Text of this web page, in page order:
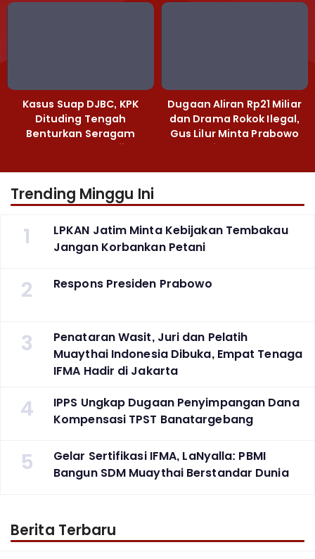
Kasus Suap DJBC, KPK
Dituding Tengah
Benturkan Seragam
Cokelat dengan Hijau
Dugaan Aliran Rp21 Miliar
dan Drama Rokok Ilegal,
Gus Lilur Minta Prabowo
Bertindak Tegas
Trending Minggu Ini
1
LPKAN Jatim Minta Kebijakan Tembakau
Jangan Korbankan Petani
2 Respons Presiden Prabowo
3
Penataran Wasit, Juri dan Pelatih
Muaythai Indonesia Dibuka, Empat Tenaga
IFMA Hadir di Jakarta
4
IPPS Ungkap Dugaan Penyimpangan Dana
Kompensasi TPST Banatargebang
5
Gelar Sertifikasi IFMA, LaNyalla: PBMI
Bangun SDM Muaythai Berstandar Dunia
Berita Terbaru